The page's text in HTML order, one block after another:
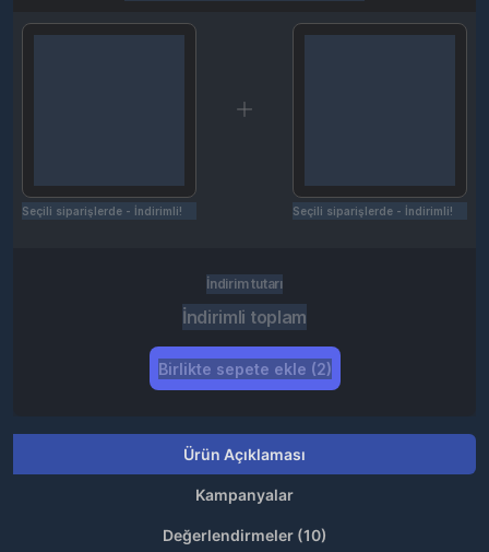
Seçili siparişlerde - İndirimli! Seçili siparişlerde - İndirimli!
İndirim tutarı
İndirimli toplam
Birlikte sepete ekle (2)
Ürün Açıklaması
Kampanyalar
Değerlendirmeler (10)